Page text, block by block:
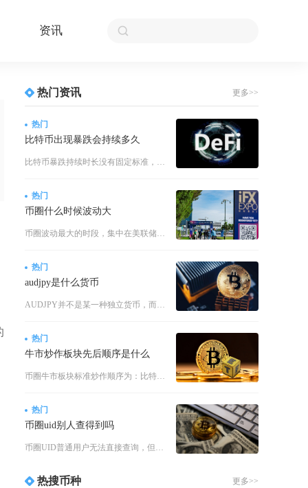
资讯
热门资讯 更多>>
热门
比特币出现暴跌会持续多久
比特币暴跌持续时长没有固定标准，短期突发流动性暴跌通常维持1至7个交易日，中期结构性调整下
热门
币圈什么时候波动大
币圈波动最大的时段，集中在美联储货币政策决议、重大监管政策出台、比特币减半前后、美股夜间交
热门
audjpy是什么货币
AUDJPY并不是某一种独立货币，而是外汇市场当中的交叉货币对，代表澳元兑日元，也就是用日
热门
牛市炒作板块先后顺序是什么
币圈牛市板块标准炒作顺序为：比特币率先启动领涨→以太坊与头部公链主流币接力上涨→细分赛道优
热门
币圈uid别人查得到吗
币圈UID普通用户无法直接查询，但平台内部、执法机构及特定关联场景下可精准定位，并非完全私
热搜币种 更多>>